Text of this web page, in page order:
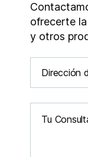
ofrecerte
y otros